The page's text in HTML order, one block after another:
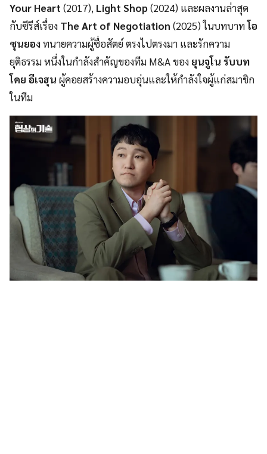
Your Heart (2017), Light Shop(2024) และผลงานล่าสุด
กับซีรีส์เรื่อง The Art of Negotiation (2025) ในบทบาทโอ
ซุนยองทนายความผู้ซื่อสัตย์ ตรงไปตรงมา และรักความ
ยุติธรรม หนึ่งในกำลังสำคัญของทีม M&A ของ ยุนจูโน รับบท
โดย อีเจฮุน ผู้คอยสร้างความอบอุ่นและให้กำลังใจผู้แก่สมาชิก
ในทีม